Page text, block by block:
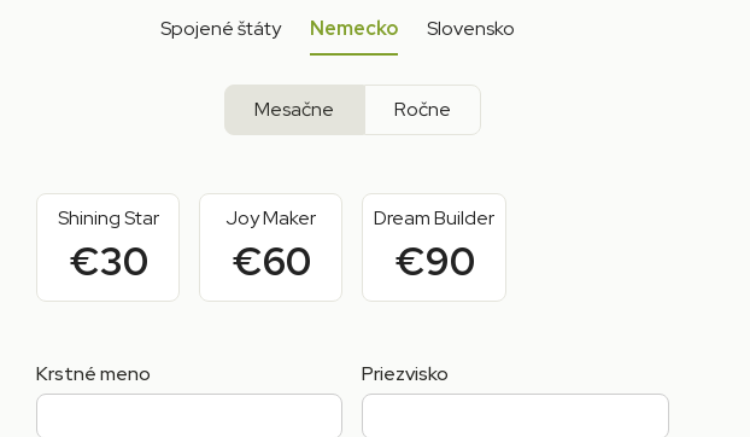
Spojené štáty Nemecko Slovensko
Mesačne Ročne
Shining Star
€30
Joy Maker
€60
Dream Builder
€90
Krstné meno Priezvisko